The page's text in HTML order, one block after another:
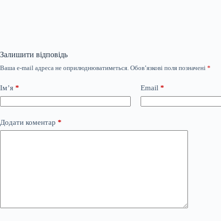
Залишити відповідь
Ваша e-mail адреса не оприлюднюватиметься. Обов’язкові поля позначені *
Ім’я * Email *
Додати коментар *